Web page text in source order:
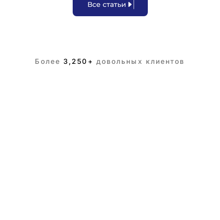
Все статьи
Более3,250+ довольных клиентов